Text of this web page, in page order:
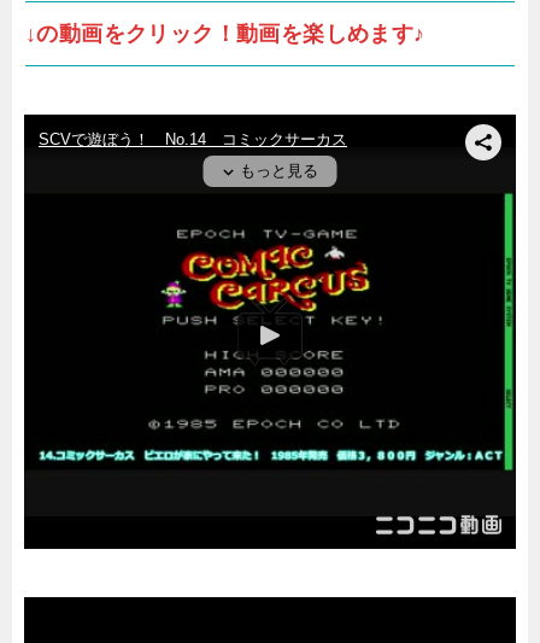
↓の動画をクリック！動画を楽しめます♪